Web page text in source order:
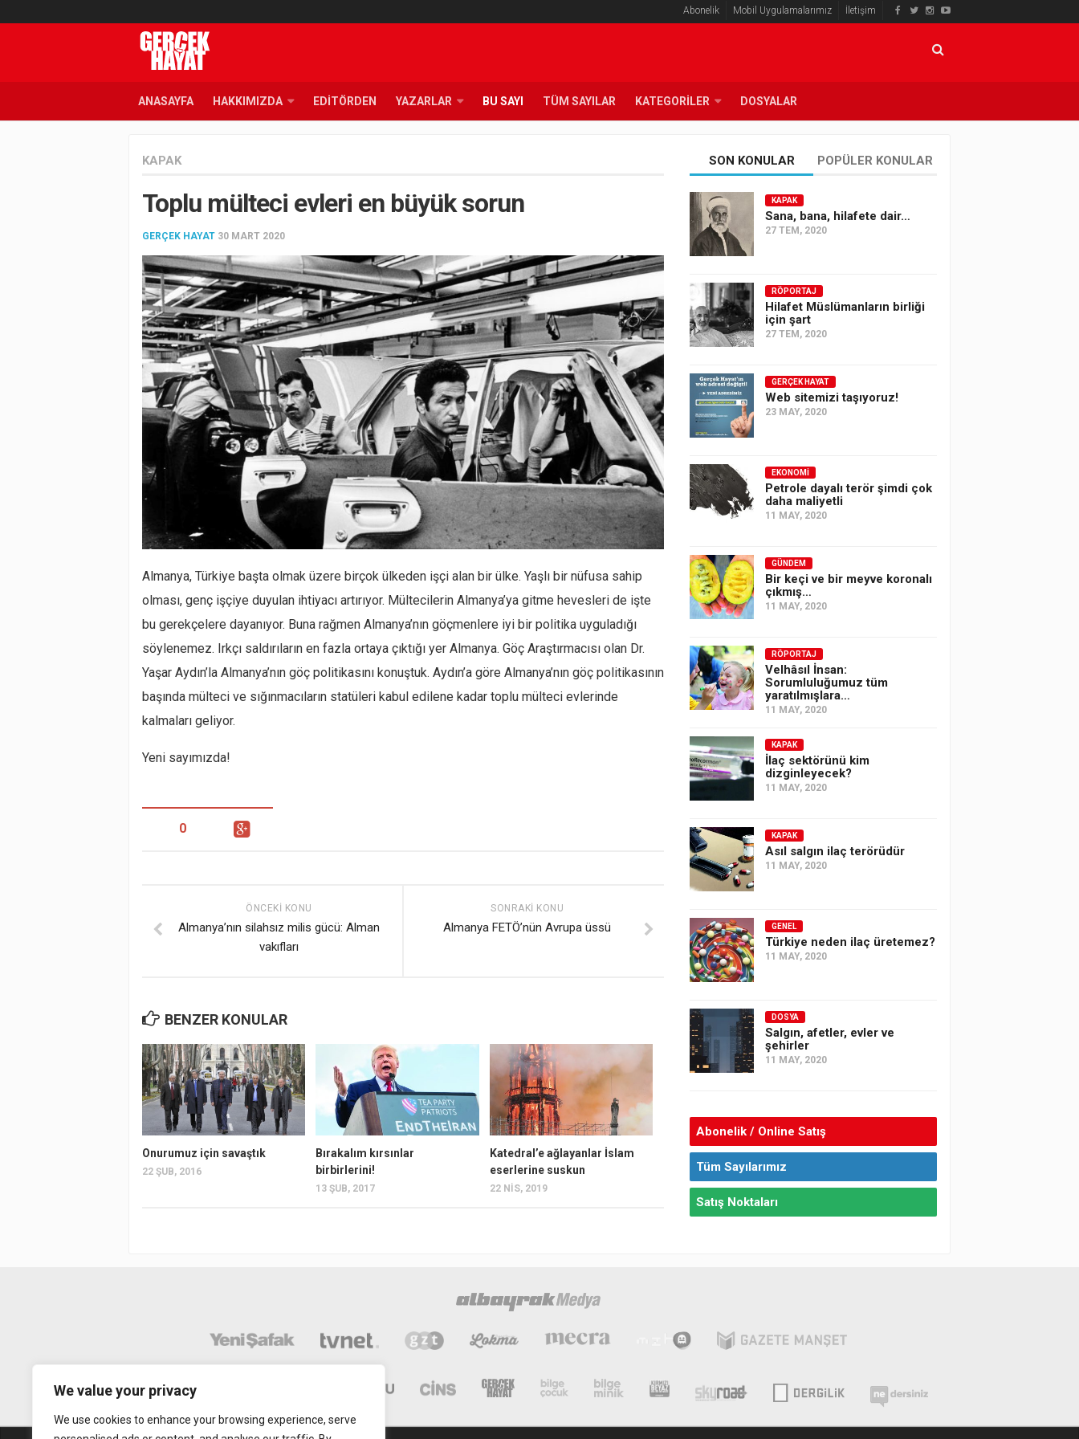
We value your privacy
We use cookies to enhance your browsing experience, serve
Abonelik Mobil Uygulamalarımız İletişim
ANASAYFA HAKKIMIZDA EDITÖRDEN YAZARLAR BU SAYI TÜM SAYILAR KATEGORILER DOSYALAR
KAPAK
Toplu mülteci evleri en büyük sorun
GERÇEK HAYAT 30 MART 2020
Almanya, Türkiye başta olmak üzere birçok ülkeden işçi alan bir ülke. Yaşlı bir nüfusa sahip
olması, genç işçiye duyulan ihtiyacı artırıyor. Mültecilerin Almanya’ya gitme hevesleri de işte
bu gerekçelere dayanıyor. Buna rağmen Almanya’nın göçmenlere iyi bir politika uyguladığı
söylenemez. Irkçı saldırıların en fazla ortaya çıktığı yer Almanya. Göç Araştırmacısı olan Dr.
Yaşar Aydın’la Almanya’nın göç politikasını konuştuk. Aydın’a göre Almanya’nın göç politikasının
başında mülteci ve sığınmacıların statüleri kabul edilene kadar toplu mülteci evlerinde
kalmaları geliyor.
Yeni sayımızda!
0
SONRAKI KONU
Almanya FETÖ’nün Avrupa üssü
ÖNCEKI KONU
Almanya’nın silahsız milis gücü: Alman
vakıfları
BENZER KONULAR
Onurumuz için savaştık
22 ŞUB, 2016
Bırakalım kırsınlar
birbirlerini!
13 ŞUB, 2017
Katedral’e ağlayanlar İslam
eserlerine suskun
22 NIS, 2019
SON KONULAR POPÜLER KONULAR
KAPAK
Sana, bana, hilafete dair…
27 TEM, 2020
RÖPORTAJ
Hilafet Müslümanların birliği
için şart
27 TEM, 2020
GERÇEK HAYAT
Web sitemizi taşıyoruz!
23 MAY, 2020
EKONOMI
Petrole dayalı terör şimdi çok
daha maliyetli
11 MAY, 2020
GÜNDEM
Bir keçi ve bir meyve koronalı
çıkmış…
11 MAY, 2020
RÖPORTAJ
Velhâsıl İnsan:
Sorumluluğumuz tüm
yaratılmışlara…
11 MAY, 2020
KAPAK
İlaç sektörünü kim
dizginleyecek?
11 MAY, 2020
KAPAK
Asıl salgın ilaç terörüdür
11 MAY, 2020
GENEL
Türkiye neden ilaç üretemez?
11 MAY, 2020
DOSYA
Salgın, afetler, evler ve
şehirler
11 MAY, 2020
Abonelik / Online Satış
Tüm Sayılarımız
Satış Noktaları